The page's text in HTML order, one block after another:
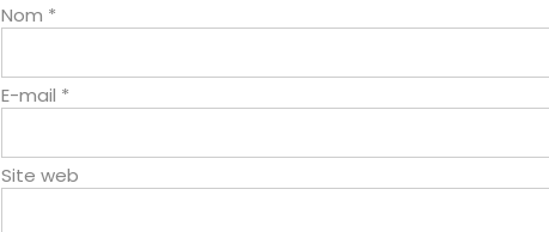
Nom *
E-mail *
Site web